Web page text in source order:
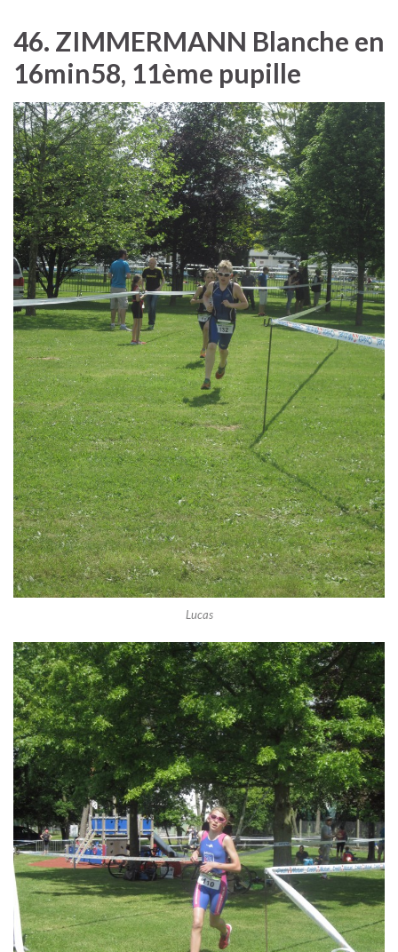
46. ZIMMERMANN Blanche en
16min58, 11ème pupille
Lucas